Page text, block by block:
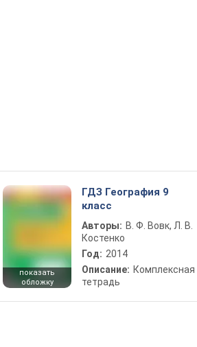
показать
обложку
ГДЗ География 9
класс
Авторы: В. Ф. Вовк, Л. В.
Костенко
Год: 2014
Описание: Комплексная
тетрадь